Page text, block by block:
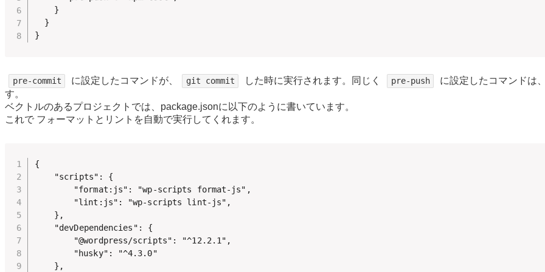
    }
  }
}
pre-commit に設定したコマンドが、 git commit した時に実行されます。同じく pre-push
に設定したコマンドは
す。
ベクトルのあるプロジェクトでは、package.jsonに以下のように書いています。
これで フォーマットとリントを自動で実行してくれます。
{